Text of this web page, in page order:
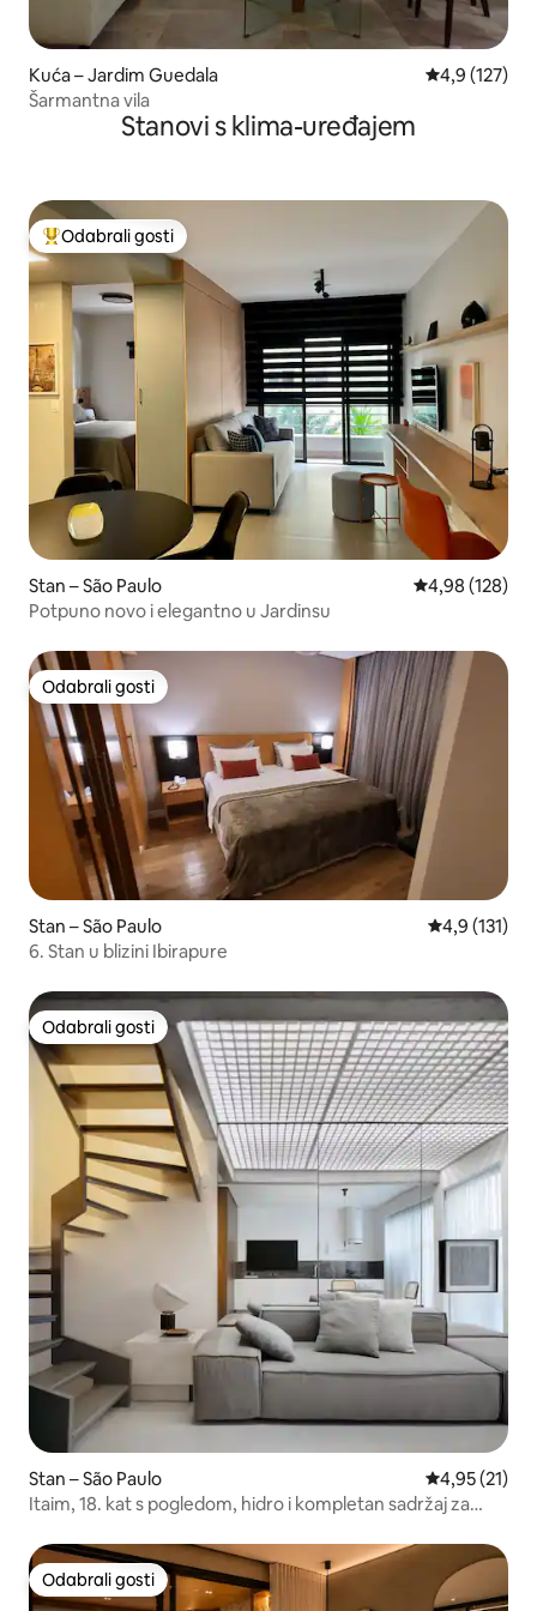
Kuća – Jardim Guedala Prosječna
4,9 (127)
Šarmantna vila
Stanovi s klima-uređajem
Među najviše rangiranima s oznakom „Odabrali gosti”
Odabrali gosti
Stan – São Paulo Prosječna
4,98 (128)
Potpuno novo i elegantno u Jardinsu
Odabrali gosti
Odabrali gosti
Stan – São Paulo Prosječna
4,9 (131)
6. Stan u blizini Ibirapure
Odabrali gosti
Odabrali gosti
Stan – São Paulo Prosječna
4,95 (21)
Itaim, 18. kat s pogledom, hidro i kompletan sadržaj za
Odabrali gosti
Odabrali gosti